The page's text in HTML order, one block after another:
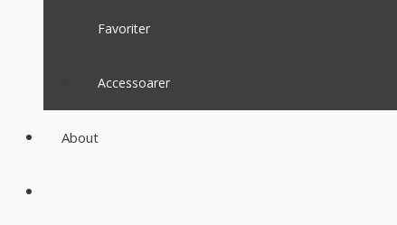
Favoriter
Accessoarer
About